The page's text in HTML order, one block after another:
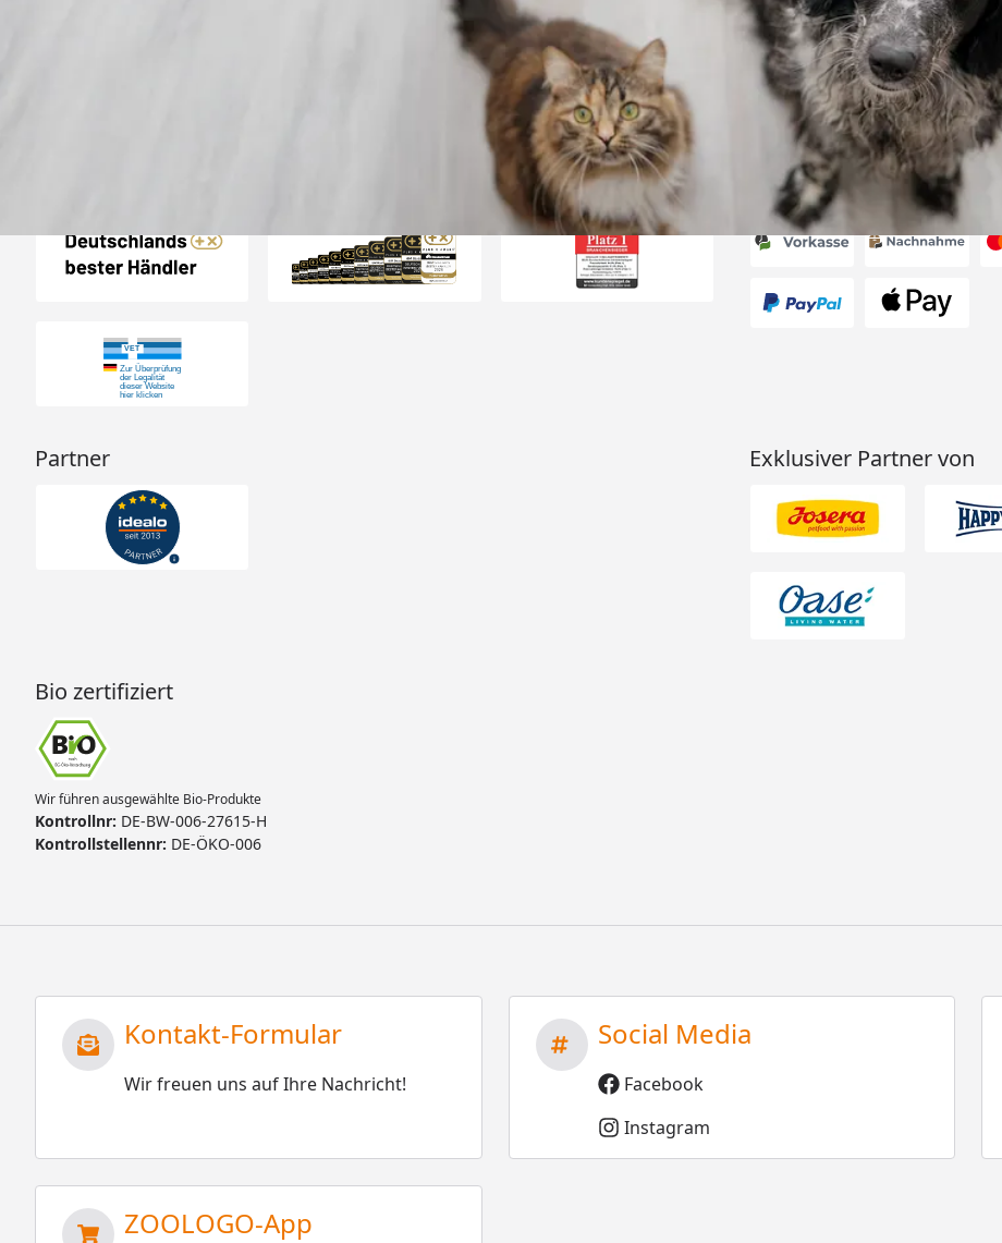
Zoologo,schnelle Lieferung, alles
top“
31.07.2026
Akzeptierte Zahlungsarten
Partner Exklusiver Partner von
Bio zertifiziert
Wir führen ausgewählte Bio-Produkte
Kontrollnr: DE-BW-006-27615-H
Kontrollstellennr: DE-ÖKO-006
Kontakt-Formular
Wir freuen uns auf Ihre Nachricht!
Social Media
Facebook
Instagram
ZOOLOGO-App